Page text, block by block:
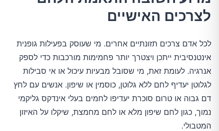
לצרכים האישיים
לכל אדם צרכים תזונתיים אחרים. מי שעוסק בפעילות גופנית
אינטנסיבית ייתכן ויצטרך יותר פחמימות מורכבות כדי לספק
אנרגיה. לעומת זאת, מי שסובל מבעיות עיכול או אי סבילות
לגלוטן יעדיף לחם ללא גלוטן, כוסמין או שיפון. אנשים עם לחץ
דם גבוה או טרום סוכרת יעדיפו לחמים בעלי אינדקס גליקמי
נמוך, כגון לחם שיפון מלא או לחם מחמצת, שיקלו על האיזון
המטבולי.